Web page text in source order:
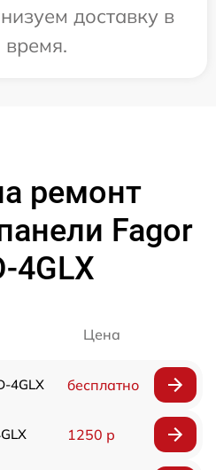
доставку в
время.
ремонт
Fagor
4GLX
Цена
4GLX бесплатно
1250 р